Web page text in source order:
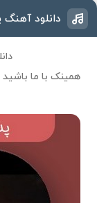
دانلود آهنگ
همینک با ما